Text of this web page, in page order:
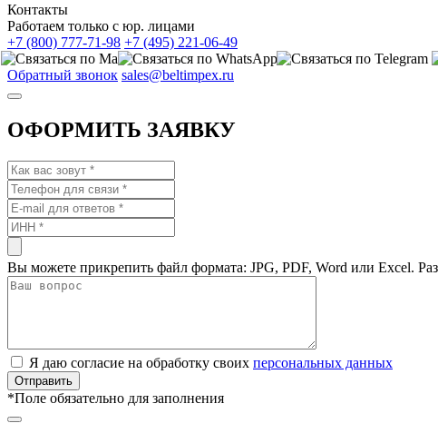
Контакты
Работаем только с юр. лицами
+7 (800) 777-71-98 +7 (495) 221-06-49
Обратный звонок sales@beltimpex.ru
ОФОРМИТЬ ЗАЯВКУ
Вы можете прикрепить файл формата: JPG, PDF, Word или Excel.
Я даю согласие на обработку своих персональных данных
*Поле обязательно для заполнения